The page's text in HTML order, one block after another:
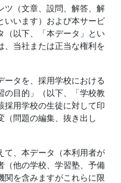
ツ（文章、設問、解答、解
いいます）および本サービ
（以下、「本データ」とい
、当社または正当な権利を
ータを、採用学校における
の目的」（以下、「学校教
採用学校の生徒に対して印
（問題の編集、抜き出し
て、本データ（本利用者が
（他の学校、学習塾、予備
関を含みますがこれらに限